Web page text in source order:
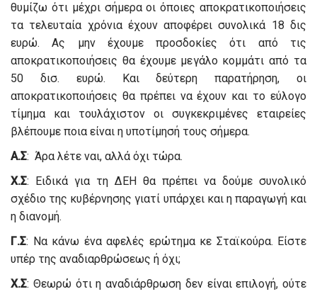
θυμίζω ότι μέχρι σήμερα οι όποιες αποκρατικοποιήσεις
τα τελευταία χρόνια έχουν αποφέρει συνολικά 18 δις
ευρώ. Ας μην έχουμε προσδοκίες ότι από τις
αποκρατικοποιήσεις θα έχουμε μεγάλο κομμάτι από τα
50 δισ. ευρώ. Και δεύτερη παρατήρηση, οι
αποκρατικοποιήσεις θα πρέπει να έχουν και το εύλογο
τίμημα και τουλάχιστον οι συγκεκριμένες εταιρείες
βλέπουμε ποια είναι η υποτίμησή τους σήμερα.
Α.Σ: Άρα λέτε ναι, αλλά όχι τώρα.
Χ.Σ: Ειδικά για τη ΔΕΗ θα πρέπει να δούμε συνολικό
σχέδιο της κυβέρνησης γιατί υπάρχει και η παραγωγή και
η διανομή.
Γ.Σ: Να κάνω ένα αφελές ερώτημα κε Σταϊκούρα. Είστε
υπέρ της αναδιαρθρώσεως ή όχι;
Χ.Σ: Θεωρώ ότι η αναδιάρθρωση δεν είναι επιλογή, ούτε